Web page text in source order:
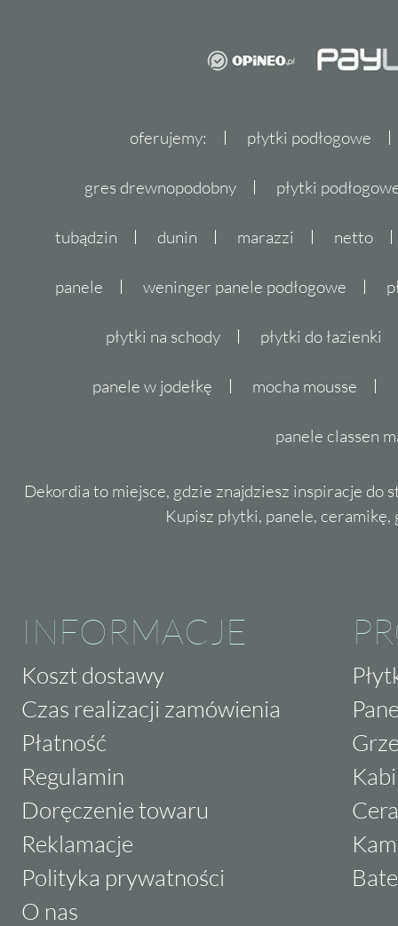
oferujemy: płytki podłogowe
gres drewnopodobny płytki
tubądzin dunin marazzi netto
panele weninger panele podłogowe
płytki na schody płytki do łazienki
panele w jodełkę mocha mousse
panele classen
Dekordia to miejsce, gdzie znajdziesz inspiracje do
Kupisz płytki, panele,
INFORMACJE
Koszt dostawy
Czas realizacji zamówienia
Płatność
Regulamin
Doręczenie towaru
Reklamacje
Polityka prywatności
O nas